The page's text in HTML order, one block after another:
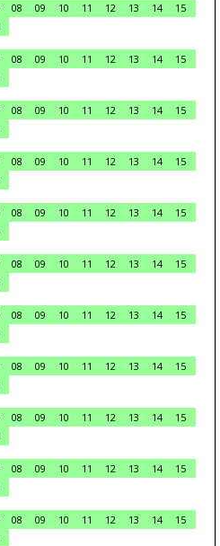
08 09 10 11 12 13 14
15
08 09 10 11 12 13 14
15
08 09 10 11 12 13 14
15
08 09 10 11 12 13 14
15
08 09 10 11 12 13 14
15
08 09 10 11 12 13 14
15
08 09 10 11 12 13 14
15
08 09 10 11 12 13 14
15
08 09 10 11 12 13 14
15
08 09 10 11 12 13 14
15
08 09 10 11 12 13 14
15